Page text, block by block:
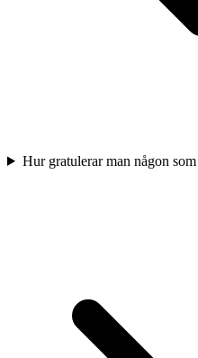
Hur gratulerar man någon